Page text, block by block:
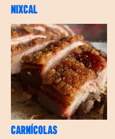
NIXCAL
CARNÍCOLAS